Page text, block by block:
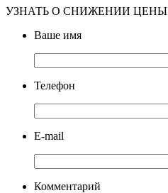
УЗНАТЬ О СНИЖЕНИИ ЦЕНЫ
Ваше имя
Телефон
E-mail
Комментарий